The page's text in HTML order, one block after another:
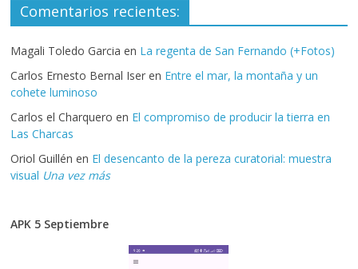
Comentarios recientes:
Magali Toledo Garcia en La regenta de San Fernando (+Fotos)
Carlos Ernesto Bernal Iser en Entre el mar, la montaña y un
cohete luminoso
Carlos el Charquero en El compromiso de producir la tierra en
Las Charcas
Oriol Guillén en El desencanto de la pereza curatorial: muestra
visual Una vez más
APK 5 Septiembre